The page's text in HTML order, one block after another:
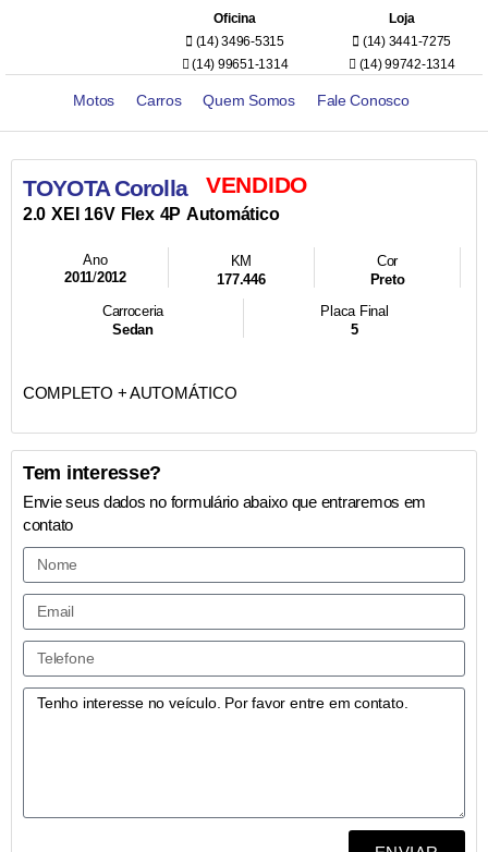
Oficina
(14) 3496-5315
(14) 99651-1314
Loja
(14) 3441-7275
(14) 99742-1314
Motos Carros Quem Somos Fale Conosco
TOYOTA CorollaVENDIDO
2.0 XEI 16V Flex 4P Automático
Ano
2011/2012
KM
177.446
Cor
Preto
Carroceria
Sedan
Placa Final
5
COMPLETO + AUTOMÁTICO
Tem interesse?
Envie seus dados no formulário abaixo que entraremos em
contato